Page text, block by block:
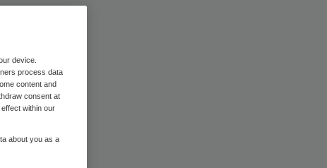
device.
process data
content and
consent at
within our
about you as a